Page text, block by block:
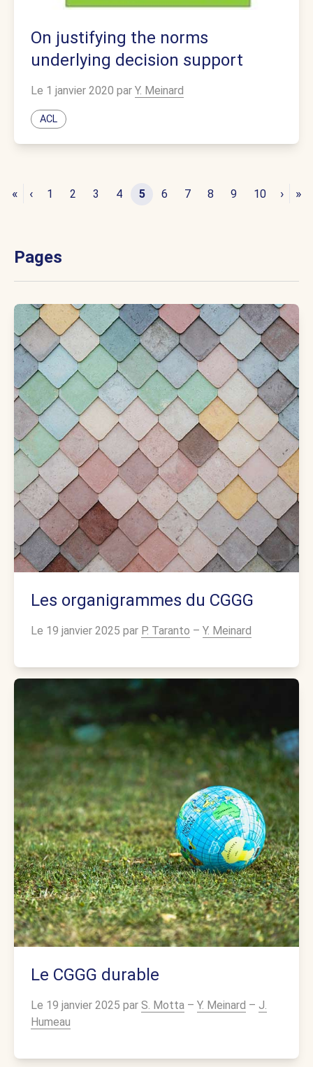
On justifying the norms
underlying decision support
Le 1 janvier 2020 par Y. Meinard
ACL
« ‹ 1 2 3 4 5 6 7 8 9 10 › »
Pages
Les organigrammes du CGGG
Le 19 janvier 2025 par P. Taranto – Y. Meinard
Le CGGG durable
Le 19 janvier 2025 par S. Motta – Y. Meinard – J.
Humeau